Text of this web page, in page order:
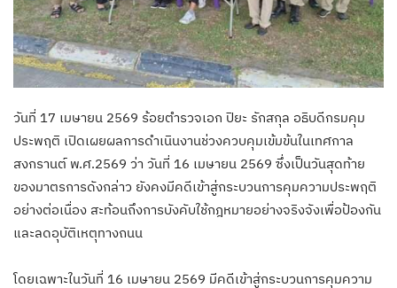
วันที่ 17 เมษายน 2569 ร้อยตำรวจเอก ปิยะ รักสกุล อธิบดีกรมคุม
ประพฤติ เปิดเผยผลการดำเนินงานช่วงควบคุมเข้มข้นในเทศกาล
สงกรานต์ พ.ศ.2569 ว่า วันที่ 16 เมษายน 2569 ซึ่งเป็นวันสุดท้าย
ของมาตรการดังกล่าว ยังคงมีคดีเข้าสู่กระบวนการคุมความประพฤติ
อย่างต่อเนื่อง สะท้อนถึงการบังคับใช้กฎหมายอย่างจริงจังเพื่อป้องกัน
และลดอุบัติเหตุทางถนน
โดยเฉพาะในวันที่ 16 เมษายน 2569 มีคดีเข้าสู่กระบวนการคุมความ